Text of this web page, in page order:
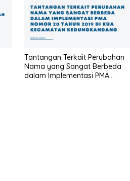
Tantangan Terkait Perubahan
Nama yang Sangat Berbeda
dalam Implementasi PMA